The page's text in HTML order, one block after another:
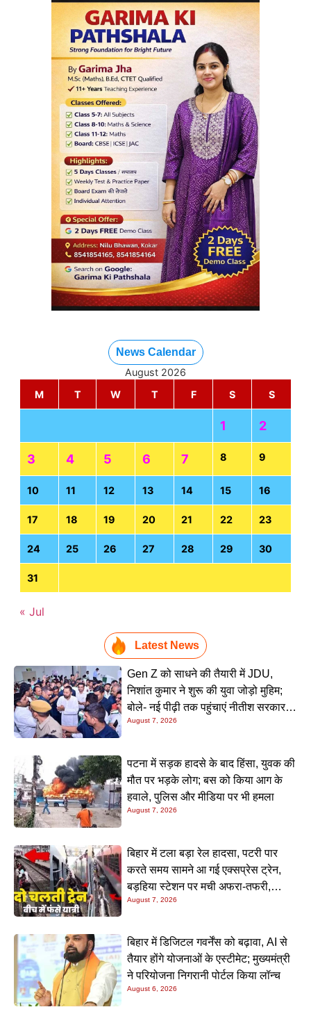
News Calendar
August 2026
M
T W T F S S
1 2
3 4 5 6 7 8 9
10 11 12 13 14 15 16
17 18 19 20 21 22 23
24 25 26 27 28 29 30
31
« Jul
Latest News
Gen Z को साधने की तैयारी में JDU,
निशांत कुमार ने शुरू की युवा जोड़ो मुहिम;
बोले- नई पीढ़ी तक पहुंचाएं नीतीश सरकार के
20 सालों के काम
August 7, 2026
पटना में सड़क हादसे के बाद हिंसा, युवक की
मौत पर भड़के लोग; बस को किया आग के
हवाले, पुलिस और मीडिया पर भी हमला
August 7, 2026
बिहार में टला बड़ा रेल हादसा, पटरी पार
करते समय सामने आ गई एक्सप्रेस ट्रेन,
बड़हिया स्टेशन पर मची अफरा-तफरी,
यात्रियों की लापरवाही आई सामने
August 7, 2026
बिहार में डिजिटल गवर्नेंस को बढ़ावा, AI से
तैयार होंगे योजनाओं के एस्टीमेट; मुख्यमंत्री
ने परियोजना निगरानी पोर्टल किया लॉन्च
August 6, 2026